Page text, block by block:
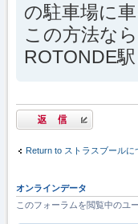
の駐車場に
この方法な
ROTONDE
返信する
Return to ストラスブールに
オンラインデータ
このフォーラムを閲覧中のユ